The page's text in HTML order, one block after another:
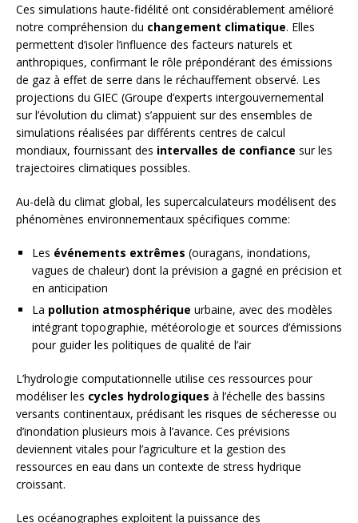
Ces simulations haute-fidélité ont considérablement amélioré
notre compréhension du changement climatique. Elles
permettent d’isoler l’influence des facteurs naturels et
anthropiques, confirmant le rôle prépondérant des émissions
de gaz à effet de serre dans le réchauffement observé. Les
projections du GIEC (Groupe d’experts intergouvernemental
sur l’évolution du climat) s’appuient sur des ensembles de
simulations réalisées par différents centres de calcul
mondiaux, fournissant des intervalles de confiance sur les
trajectoires climatiques possibles.
Au-delà du climat global, les supercalculateurs modélisent des
phénomènes environnementaux spécifiques comme:
Les événements extrêmes (ouragans, inondations,
vagues de chaleur) dont la prévision a gagné en précision et
en anticipation
La pollution atmosphérique urbaine, avec des modèles
intégrant topographie, météorologie et sources d’émissions
pour guider les politiques de qualité de l’air
L’hydrologie computationnelle utilise ces ressources pour
modéliser les cycles hydrologiques à l’échelle des bassins
versants continentaux, prédisant les risques de sécheresse ou
d’inondation plusieurs mois à l’avance. Ces prévisions
deviennent vitales pour l’agriculture et la gestion des
ressources en eau dans un contexte de stress hydrique
croissant.
Les océanographes exploitent la puissance des